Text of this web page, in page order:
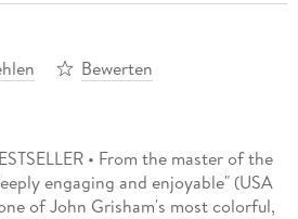
Bewerten
• From the master of the
engaging and enjoyable" (USA
of John Grisham's most colorful,